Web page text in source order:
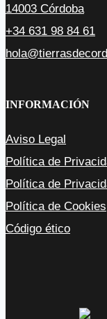
14003 Córdoba
+34 631 98 84 61
INFORMACIÓN
Aviso Legal
Política de
Política de
Política de Cookies
Código ético